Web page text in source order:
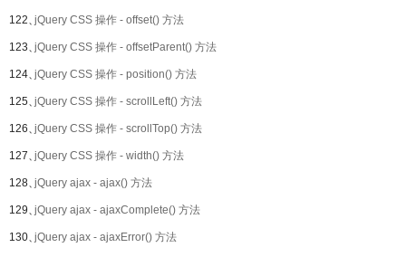
122、jQuery CSS 操作 - offset() 方法
123、jQuery CSS 操作 - offsetParent() 方法
124、jQuery CSS 操作 - position() 方法
125、jQuery CSS 操作 - scrollLeft() 方法
126、jQuery CSS 操作 - scrollTop() 方法
127、jQuery CSS 操作 - width() 方法
128、jQuery ajax - ajax() 方法
129、jQuery ajax - ajaxComplete() 方法
130、jQuery ajax - ajaxError() 方法